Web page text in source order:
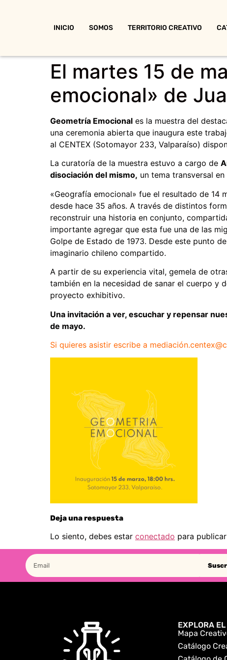
INICIO SOMOS TERRITORIO CREATIVO
El martes 15 de
emocional» de
Geometría Emocional es la muestra del
una ceremonia abierta que inaugura este
al CENTEX (Sotomayor 233, Valparaíso)
La curatoría de la muestra estuvo a cargo de
disociación del mismo, un tema transversal
«Geografía emocional» fue el resultado de 14
desde hace 35 años. A través de distintos
reconstruir una historia en conjunto,
importante agregar que esta fue una de las
Golpe de Estado de 1973. Desde este punto
imaginario chileno compartido.
A partir de su experiencia vital, gemela de
también en la necesidad de sanar el cuerpo y
proyecto exhibitivo.
Una invitación a ver, escuchar y repensar
de mayo.
Si quieres asistir escribe a
Deja una respuesta
Lo siento, debes estar conectado para
EXPLORA
Mapa
Catálogo